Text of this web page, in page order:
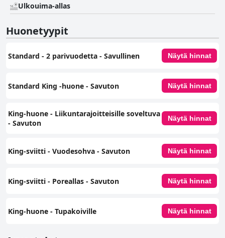
Ulkouima-allas
Huonetyypit
Standard - 2 parivuodetta - Savullinen Näytä hinnat
Standard King -huone - Savuton Näytä hinnat
King-huone - Liikuntarajoitteisille soveltuva
- Savuton
Näytä hinnat
King-sviitti - Vuodesohva - Savuton Näytä hinnat
King-sviitti - Poreallas - Savuton Näytä hinnat
King-huone - Tupakoiville Näytä hinnat